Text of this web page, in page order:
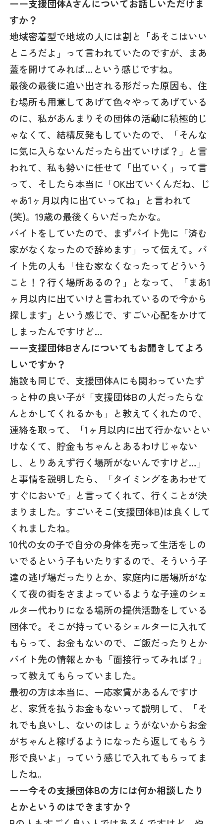
ーー支援団体Aさんについてお話しいただけま
すか？
地域密着型で地域の人には割と「あそこはいい
ところだよ」って言われていたのですが、まあ
蓋を開けてみれば…という感じですね。
最後の最後に追い出される形だった原因も、住
む場所も用意してあげて色々やってあげている
のに、私があんまりその団体の活動に積極的じ
ゃなくて、結構反発もしていたので、「そんな
に気に入らないんだったら出ていけば？」と言
われて、私も勢いに任せて「出ていく」って言
って、そしたら本当に「OK出ていくんだね、じ
ゃあ1ヶ月以内に出ていってね」と言われて
(笑)。19歳の最後くらいだったかな。
バイトをしていたので、まずバイト先に「済む
家がなくなったので辞めます」って伝えて。バ
イト先の人も「住む家なくなったってどういう
こと！？行く場所あるの？」となって、「まあ1
ヶ月以内に出ていけと言われているので今から
探します」という感じで、すごい心配をかけて
しまったんですけど…
ーー支援団体Bさんについてもお聞きしてよろ
しいですか？
施設も同じで、支援団体Aにも関わっていたず
っと仲の良い子が「支援団体Bの人だったらな
んとかしてくれるかも」と教えてくれたので、
連絡を取って、「1ヶ月以内に出て行かないとい
けなくて、貯金もちゃんとあるわけじゃない
し、とりあえず行く場所がないんですけど…」
と事情を説明したら、「タイミングをあわせて
すぐにおいで」と言ってくれて、行くことが決
まりました。すごいそこ(支援団体B)は良くして
くれましたね。
10代の女の子で自分の身体を売って生活をしの
いでるという子もいたりするので、そういう子
達の逃げ場だったりとか、家庭内に居場所がな
くて夜の街をさまよっているような子達のシェ
ルター代わりになる場所の提供活動をしている
団体で。そこが持っているシェルターに入れて
もらって、お金もないので、ご飯だったりとか
バイト先の情報とかも「面接行ってみれば？」
って教えてもらっていました。
最初の方は本当に、一応家賃があるんですけ
ど、家賃を払うお金もないって説明して、「そ
れでも良いし、ないのはしょうがないからお金
がちゃんと稼げるようになったら返してもらう
形で良いよ」っていう感じで入れてもらってま
したね。
ーー今その支援団体Bの方には何か相談したり
とかというのはできますか？